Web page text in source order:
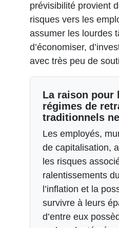
prévisibilité provient
risques vers les
assumer les lourdes
d’économiser,
avec très peu de
La raison pour
régimes de
traditionnels
Les employés,
de capitalisation,
les risques
ralentissements
l’inflation et la
survivre à leurs
d’entre eux